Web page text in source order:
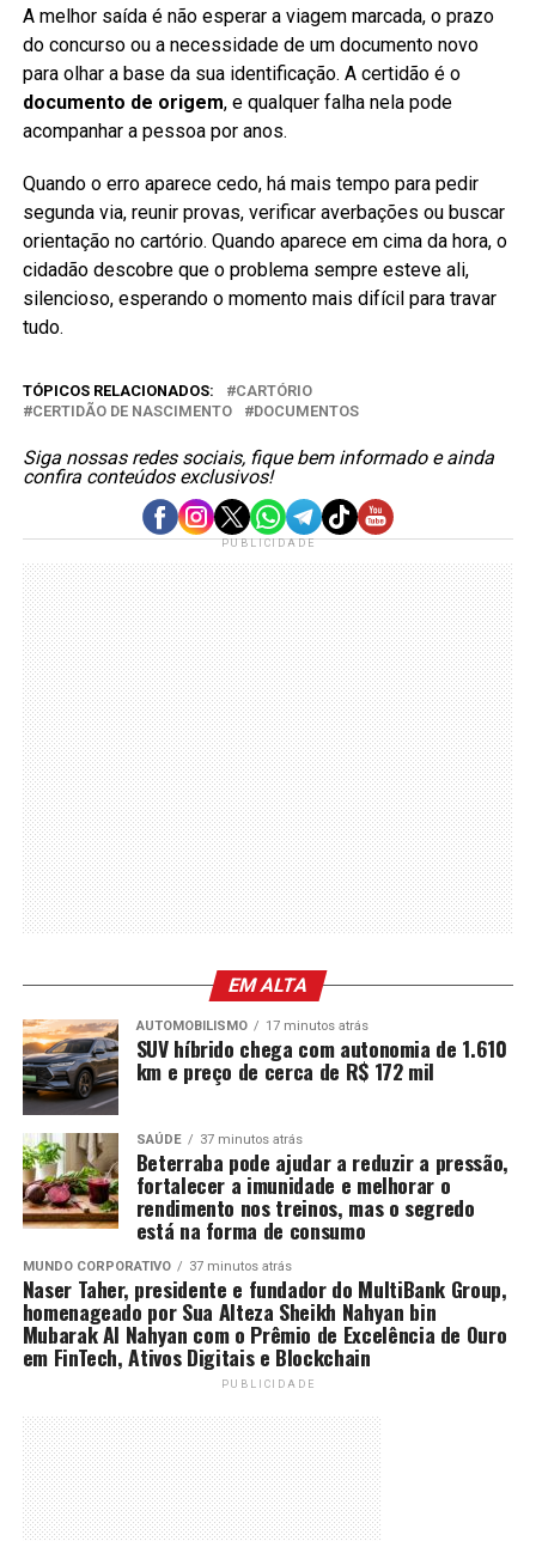
A melhor saída é não esperar a viagem marcada, o prazo
do concurso ou a necessidade de um documento novo
para olhar a base da sua identificação. A certidão é o
documento de origem, e qualquer falha nela pode
acompanhar a pessoa por anos.
Quando o erro aparece cedo, há mais tempo para pedir
segunda via, reunir provas, verificar averbações ou buscar
orientação no cartório. Quando aparece em cima da hora, o
cidadão descobre que o problema sempre esteve ali,
silencioso, esperando o momento mais difícil para travar
tudo.
TÓPICOS RELACIONADOS:
CARTÓRIO
CERTIDÃO DE NASCIMENTO
DOCUMENTOS
Siga nossas redes sociais, fique bem informado e ainda
confira conteúdos exclusivos!
PUBLICIDADE
EM ALTA
AUTOMOBILISMO 17 minutos atrás
SUV híbrido chega com autonomia de 1.610
km e preço de cerca de R$ 172 mil
SAÚDE 37 minutos atrás
Beterraba pode ajudar a reduzir a pressão,
fortalecer a imunidade e melhorar o
rendimento nos treinos, mas o segredo
está na forma de consumo
MUNDO CORPORATIVO 37 minutos atrás
Naser Taher, presidente e fundador do MultiBank Group,
homenageado por Sua Alteza Sheikh Nahyan bin
Mubarak Al Nahyan com o Prêmio de Excelência de Ouro
em FinTech, Ativos Digitais e Blockchain
PUBLICIDADE